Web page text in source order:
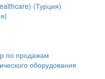
(Турция)
по продажам
оборудования